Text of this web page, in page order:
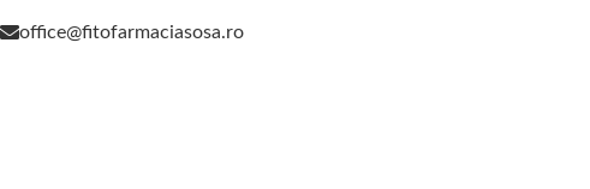
office@fitofarmaciasosa.ro